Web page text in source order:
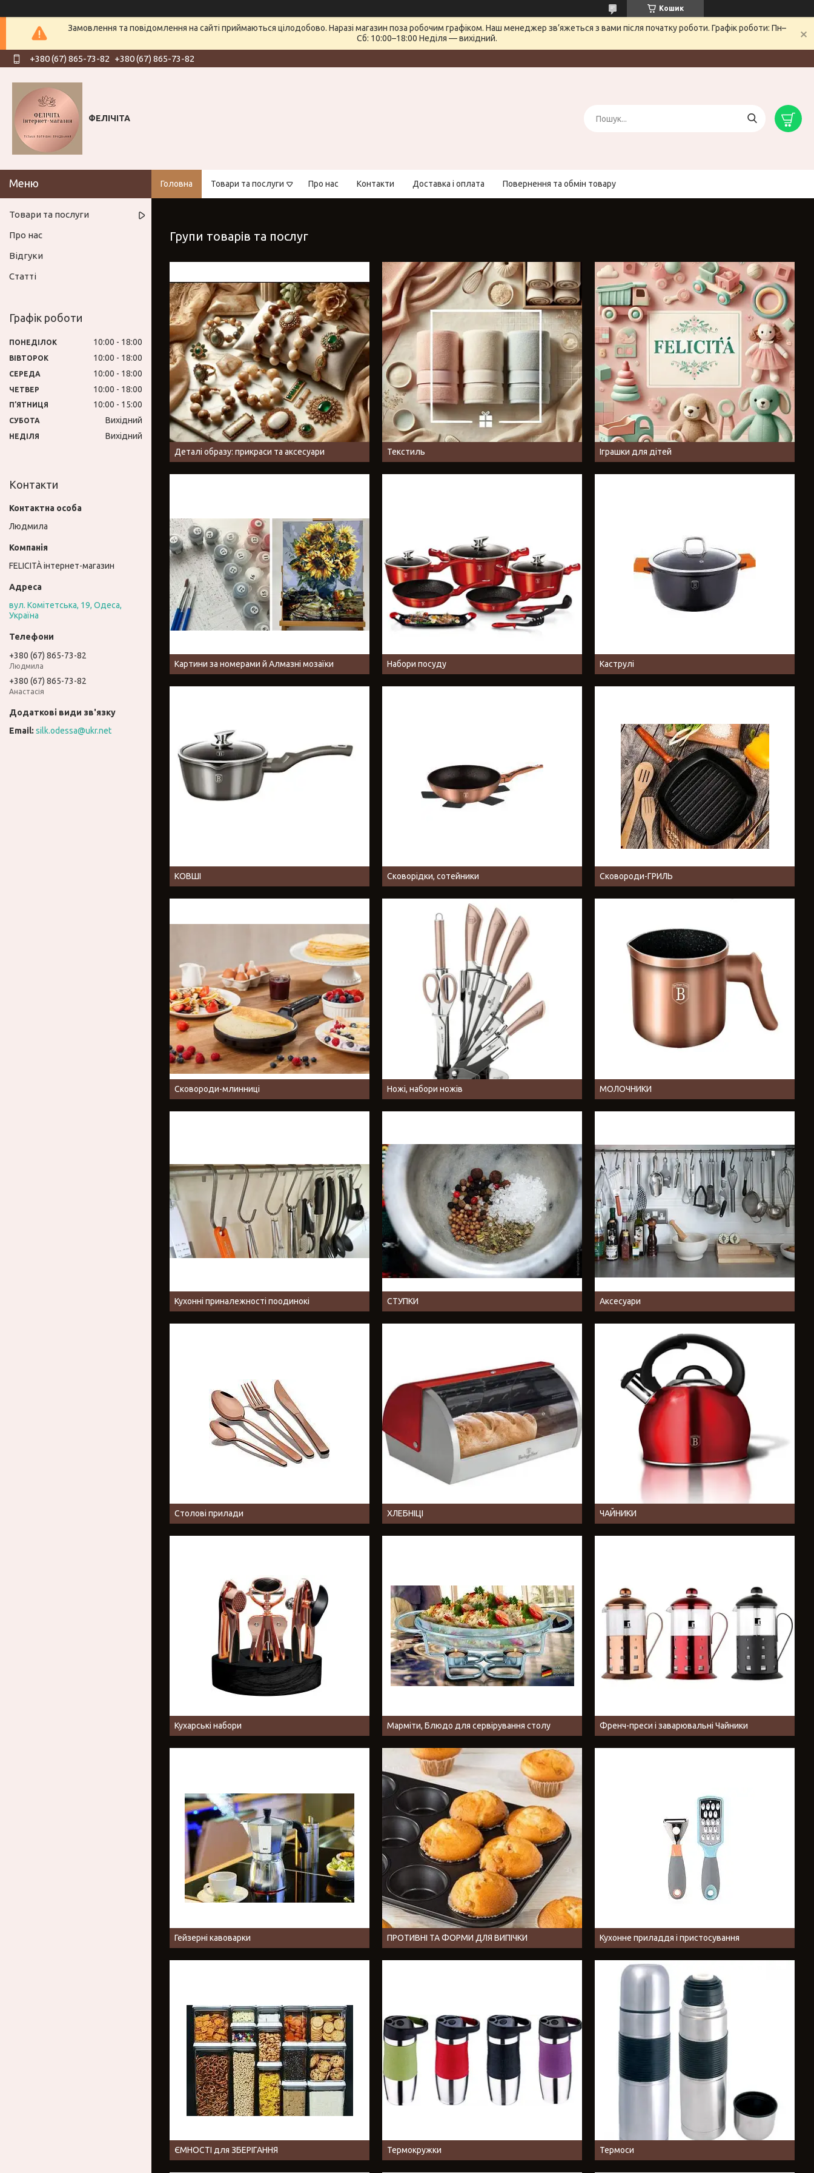
Кошик
Замовлення та повідомлення на сайті приймаються цілодобово. Наразі магазин поза робочим графіком. Наш менеджер зв’яжеться з вами після початку роботи. Графік роботи: Пн–
Сб: 10:00–18:00 Неділя — вихідний.
+380 (67) 865-73-82 +380 (67) 865-73-82
ФЕЛІЧІТА
Головна Товари та послуги Про нас Контакти Доставка і оплата Повернення та обмін товару
Групи товарів та послуг
Деталі образу: прикраси та аксесуари Текстиль Іграшки для дітей
Картини за номерами й Алмазні мозаїки Набори посуду Каструлі
КОВШІ Сковорідки, сотейники Сковороди-ГРИЛЬ
Сковороди-млинниці Ножі, набори ножів МОЛОЧНИКИ
Кухонні приналежності поодинокі СТУПКИ Аксесуари
Столові прилади ХЛЕБНІЦІ ЧАЙНИКИ
Кухарські набори Марміти, Блюдо для сервірування столу Френч-преси і заварювальні Чайники
Гейзерні кавоварки ПРОТИВНІ ТА ФОРМИ ДЛЯ ВИПІЧКИ Кухонне приладдя і пристосування
ЄМНОСТІ для ЗБЕРІГАННЯ Термокружки Термоси
Товари та послуги
Про нас
Відгуки
Статті
Графік роботи
ПОНЕДІЛОК 10:00 18:00
ВІВТОРОК 10:00 18:00
СЕРЕДА 10:00 18:00
ЧЕТВЕР 10:00 18:00
ПʼЯТНИЦЯ 10:00 15:00
СУБОТА Вихідний
НЕДІЛЯ Вихідний
Контакти
Людмила
FELICITÀ інтернет-магазин
вул. Комітетська, 19, Одеса,
Україна
+380 (67) 865-73-82
Людмила
+380 (67) 865-73-82
Анастасія
silk.odessa@ukr.net